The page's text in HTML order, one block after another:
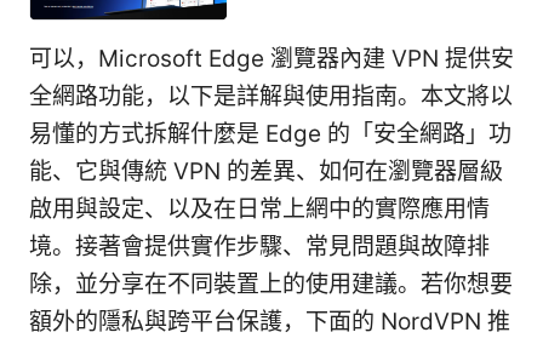
可以，Microsoft Edge 瀏覽器內建 VPN 提供安
全網路功能，以下是詳解與使用指南。本文將以
易懂的方式拆解什麼是 Edge 的「安全網路」功
能、它與傳統 VPN 的差異、如何在瀏覽器層級
啟用與設定、以及在日常上網中的實際應用情
境。接著會提供實作步驟、常見問題與故障排
除，並分享在不同裝置上的使用建議。若你想要
額外的隱私與跨平台保護，下面的 NordVPN 推